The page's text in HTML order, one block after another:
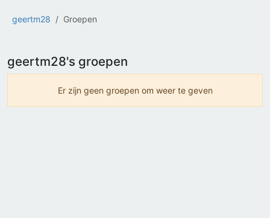
geertm28 Groepen
geertm28's groepen
Er zijn geen groepen om weer te geven